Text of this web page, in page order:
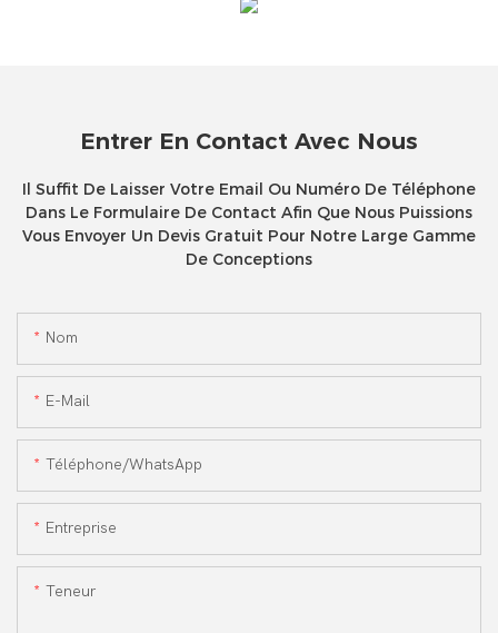
Entrer En Contact Avec Nous
Il Suffit De Laisser Votre Email Ou Numéro De Téléphone
Dans Le Formulaire De Contact Afin Que Nous Puissions
Vous Envoyer Un Devis Gratuit Pour Notre Large Gamme
De Conceptions
Nom
E-Mail
Téléphone/WhatsApp
Entreprise
Teneur